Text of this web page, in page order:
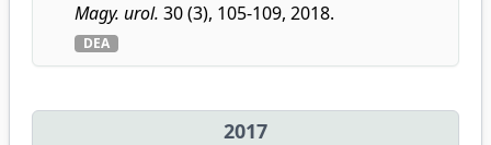
Magy. urol. 30 (3), 105-109, 2018.
DEA
2017